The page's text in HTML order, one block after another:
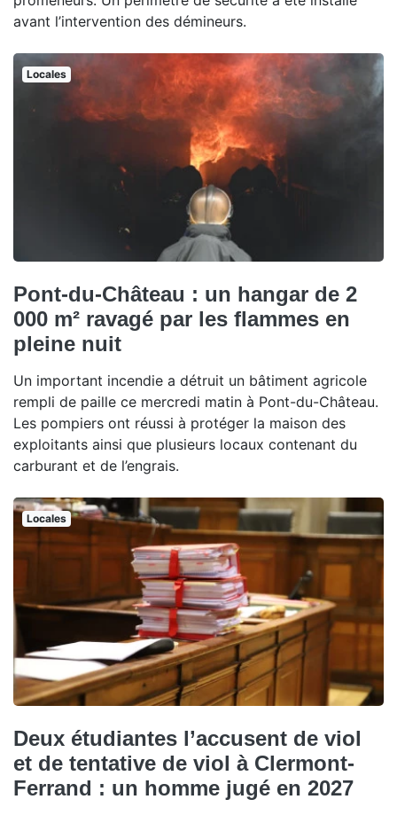
avant l’intervention des démineurs.
Locales
Pont-du-Château : un hangar de 2
000 m² ravagé par les flammes en
pleine nuit
Un important incendie a détruit un bâtiment agricole
rempli de paille ce mercredi matin à Pont-du-Château.
Les pompiers ont réussi à protéger la maison des
exploitants ainsi que plusieurs locaux contenant du
carburant et de l’engrais.
Locales
Deux étudiantes l’accusent de viol
et de tentative de viol à Clermont-
Ferrand : un homme jugé en 2027